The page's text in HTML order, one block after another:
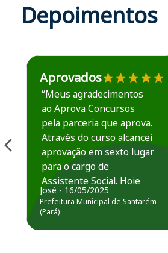
Depoimentos
Estudante José recomenda o
Aprovados
“Meus agradecimentos
ao Aprova Concursos
pela parceria que aprova.
Através do curso alcancei
aprovação em sexto lugar
para o cargo de
Assistente Social. Hoje
estou atuando na
Prefeitura de Santarém.
José - 16/05/2025
Prefeitura Municipal de Santarém
(Pará)